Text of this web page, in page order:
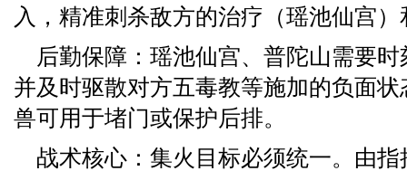
入，精准刺杀敌方的治疗（瑶池仙宫
后勤保障：瑶池仙宫、普陀山需要
并及时驱散对方五毒教等施加的负面
兽可用于堵门或保护后排。
战术核心：集火目标必须统一。由